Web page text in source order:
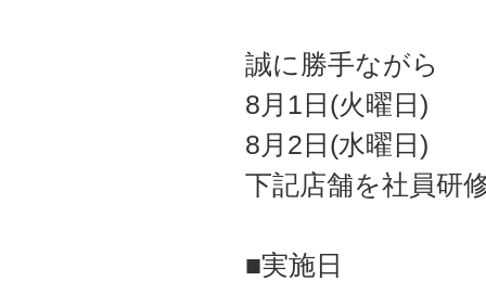
誠に勝手ながら
8月1日(火曜日)
8月2日(水曜日)
下記店舗を社員研
■実施日